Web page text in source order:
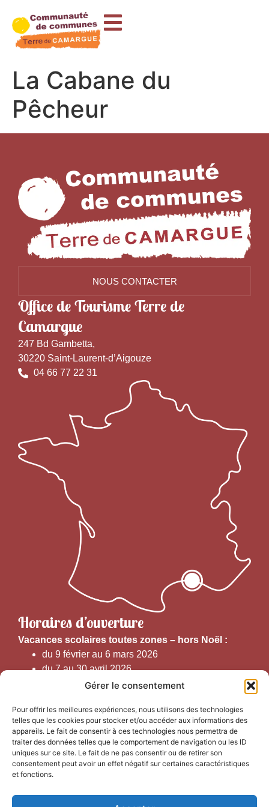
Gérer le consentement
Pour offrir les meilleures expériences, nous utilisons des technologies
telles que les cookies pour stocker et/ou accéder aux informations des
appareils. Le fait de consentir à ces technologies nous permettra de
traiter des données telles que le comportement de navigation ou les ID
uniques sur ce site. Le fait de ne pas consentir ou de retirer son
consentement peut avoir un effet négatif sur certaines caractéristiques
et fonctions.
principal
La Cabane du
Pêcheur
NOUS CONTACTER
Office de Tourisme Terre de
Camargue
247 Bd Gambetta,
30220 Saint-Laurent-d’Aigouze
04 66 77 22 31
Horaires d’ouverture
Vacances scolaires toutes zones – hors Noël :
du 9 février au 6 mars 2026
du 7 au 30 avril 2026
du 1er juin au 30 septembre 2026
Horaires d’ouverture au public :
Du 1er septembre au 30 juin 2026 (hors juillet et août)
du lundi au vendredi de 9h50 à 12h30 et de